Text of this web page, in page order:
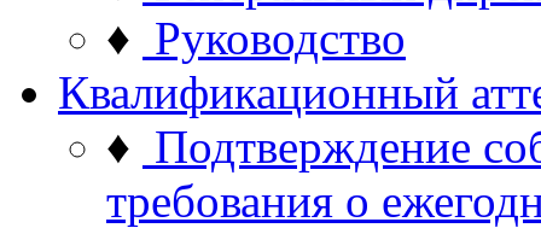
♦ Руководство
Квалификационный
♦ Подтверждение
требования о